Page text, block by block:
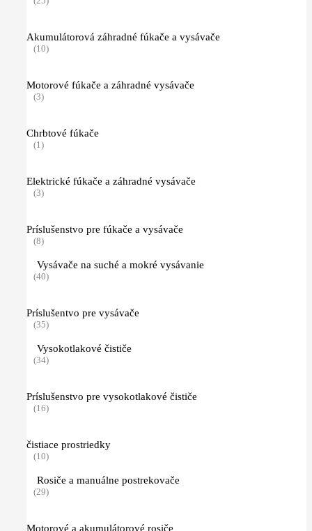
Akumulátorová záhradné fúkače a vysávače
(10)
Motorové fúkače a záhradné vysávače
(3)
Chrbtové fúkače
(1)
Elektrické fúkače a záhradné vysávače
(3)
Príslušenstvo pre fúkače a vysávače
(8)
Vysávače na suché a mokré vysávanie
(40)
Príslušentvo pre vysávače
(35)
Vysokotlakové čističe
(34)
Príslušenstvo pre vysokotlakové čističe
(16)
čistiace prostriedky
(10)
Rosiče a manuálne postrekovače
(29)
Motorové a akumulátorové rosiče